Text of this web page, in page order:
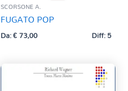
SCORSONE A.
FUGATO POP
Da:€73,00 Diff: 5